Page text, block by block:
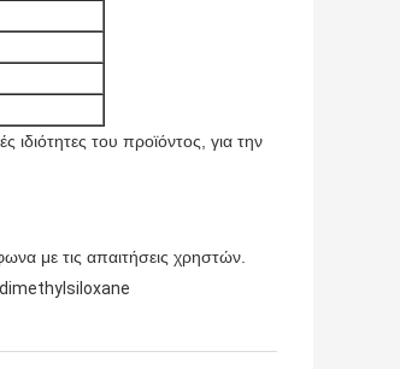
ιδιότητες του προϊόντος, για την
με τις απαιτήσεις χρηστών.